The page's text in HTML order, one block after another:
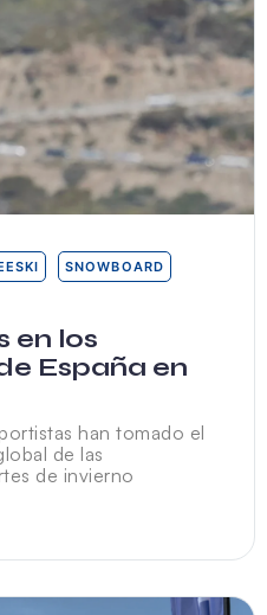
SNOWBOARD
en los
España en
han tomado el
de las
de invierno